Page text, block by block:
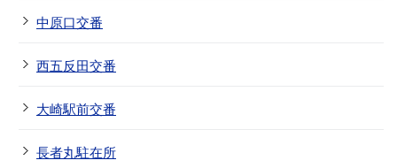
中原口交番
西五反田交番
大崎駅前交番
長者丸駐在所